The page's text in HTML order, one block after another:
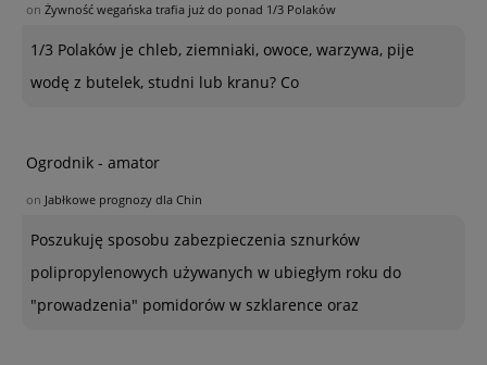
on Żywność wegańska trafia już do ponad 1/3 Polaków
1/3 Polaków je chleb, ziemniaki, owoce, warzywa, pije
wodę z butelek, studni lub kranu? Co
Ogrodnik - amator
on Jabłkowe prognozy dla Chin
Poszukuję sposobu zabezpieczenia sznurków
polipropylenowych używanych w ubiegłym roku do
"prowadzenia" pomidorów w szklarence oraz